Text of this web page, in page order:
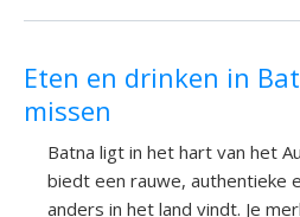
Eten en drinken in
missen
Batna ligt in het hart van het
biedt een rauwe, authentieke
anders in het land vindt. Je